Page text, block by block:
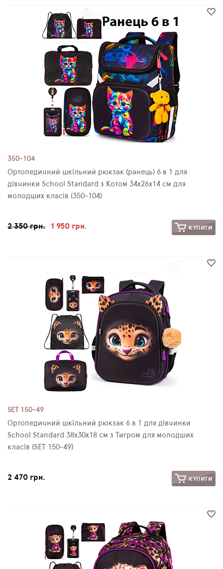
350-104
Ортопедичний шкільний рюкзак (ранець) 6 в 1 для
дівчинки School Standard з Котом 34х26х14 см для
молодших класів (350-104)
2 350 грн. 1 950 грн. КУПИТИ
SET 150-49
Ортопедичний шкільний рюкзак 6 в 1 для дівчинки
School Standard 38х30х18 см з Тигром для молодших
класів (SET 150-49)
2 470 грн. КУПИТИ